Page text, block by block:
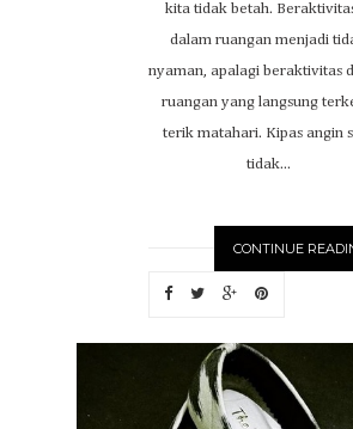
kita tidak betah.
dalam ruangan menjadi
nyaman, apalagi beraktivitas
ruangan yang langsung
terik matahari. Kipas angin
tidak...
CONTINUE